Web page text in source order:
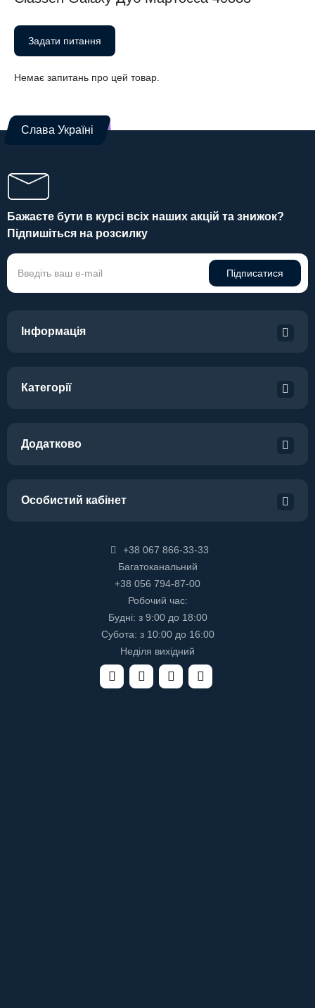
Задати питання
Немає запитань про цей товар.
Слава Україні
Бажаєте бути в курсі всіх наших акцій та знижок?
Підпишіться на розсилку
Підписатися
Інформація
Категорії
Додатково
Особистий кабінет
+38 067 866-33-33
Багатоканальний
+38 056 794-87-00
Робочий час:
Будні: з 9:00 до 18:00
Субота: з 10:00 до 16:00
Неділя вихідний